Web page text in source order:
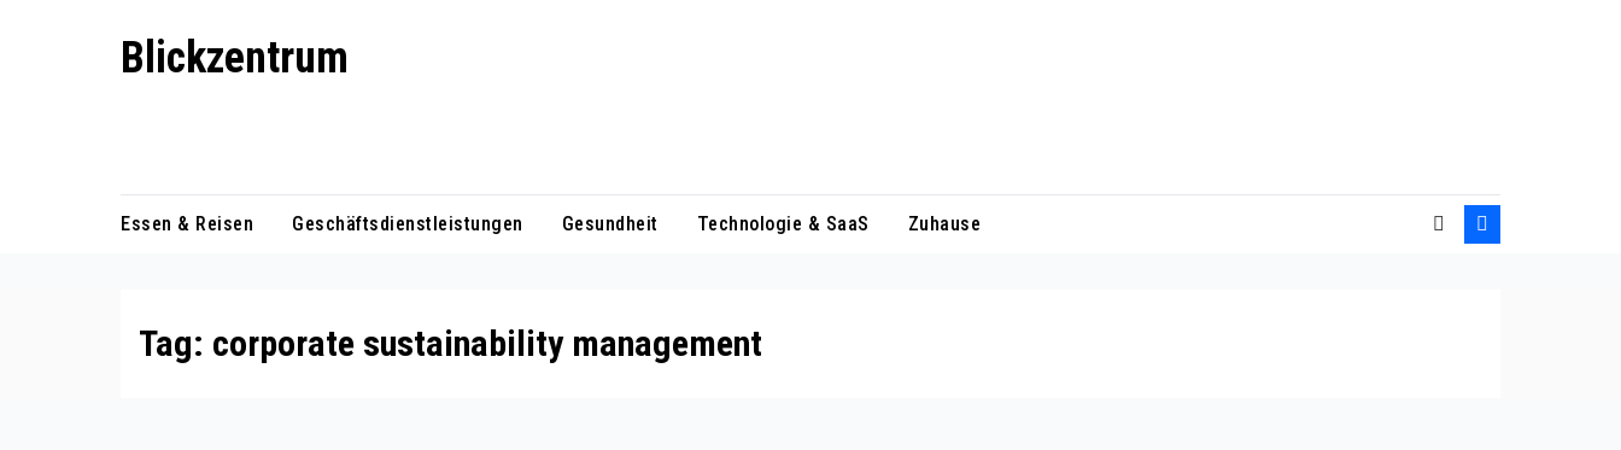
Blickzentrum
Essen & Reisen Geschäftsdienstleistungen Gesundheit Technologie & SaaS Zuhause
Tag: corporate sustainability management